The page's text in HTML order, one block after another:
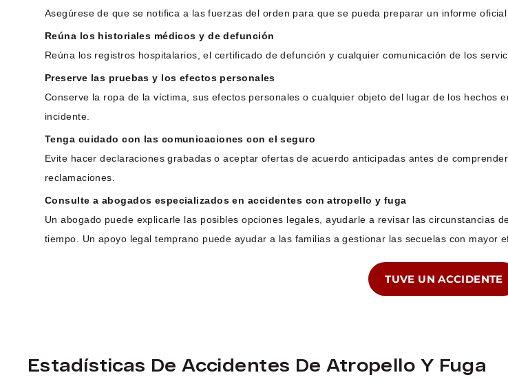
Asegúrese de que se notifica a las fuerzas del orden para que se pueda preparar un informe
Reúna los historiales médicos y de defunción
Reúna los registros hospitalarios, el certificado de defunción y cualquier comunicación de los
Preserve las pruebas y los efectos personales
Conserve la ropa de la víctima, sus efectos personales o cualquier objeto del lugar de los hechos
incidente.
Tenga cuidado con las comunicaciones con el seguro
Evite hacer declaraciones grabadas o aceptar ofertas de acuerdo anticipadas antes de
reclamaciones.
Consulte a abogados especializados en accidentes con atropello y fuga
Un abogado puede explicarle las posibles opciones legales, ayudarle a revisar las circunstancias
tiempo. Un apoyo legal temprano puede ayudar a las familias a gestionar las secuelas con mayor
TUVE UN ACCIDENTE
Estadísticas De Accidentes De Atropello Y Fuga